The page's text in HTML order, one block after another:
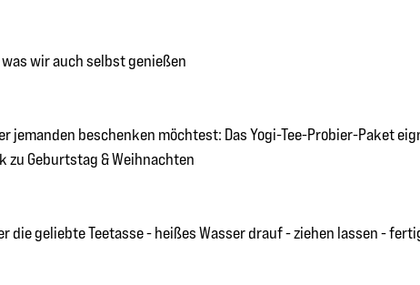
wir auch selbst genießen
jemanden beschenken möchtest: Das Yogi-Tee-Probier-Paket
zu Geburtstag & Weihnachten
die geliebte Teetasse - heißes Wasser drauf - ziehen lassen -